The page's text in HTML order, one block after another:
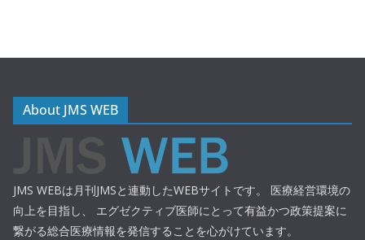
About JMS WEB
JMS WEBは月刊JMSと連動したWEBサイトです。 医療経営環境の
向上を目指し、 エグゼクティブ医師にとって有益かつ政策提案に
繋がる総合医療情報を発信することを心がけています。